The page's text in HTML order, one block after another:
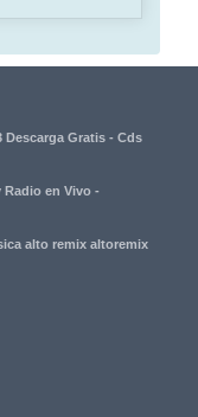
Descarga Gratis - Cds
Radio en Vivo -
alto remix altoremix